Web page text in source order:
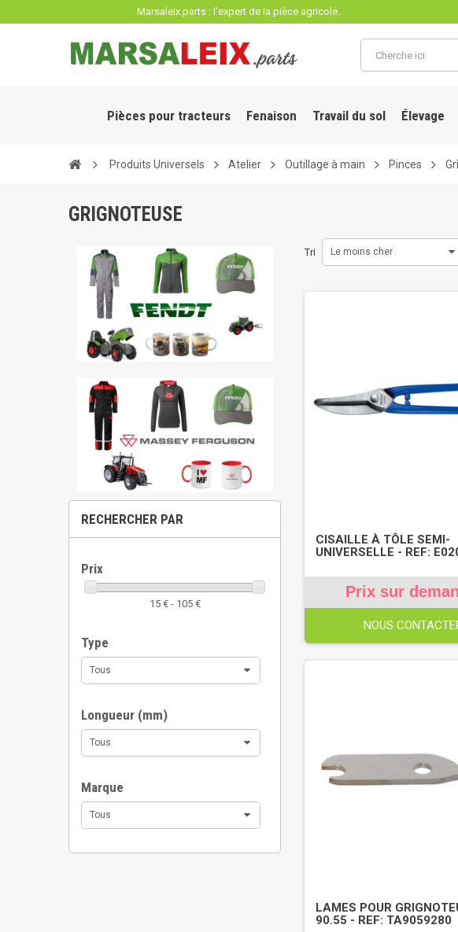
Marsaleix.parts : l'expert de la pièce agricole.
Pièces pour tracteurs Fenaison Travail du sol Élevage
Produits Universels Atelier Outillage à main Pinces
GRIGNOTEUSE
RECHERCHER PAR
Prix
15 € - 105 €
Type
Tous
Longueur (mm)
Tous
Marque
Tous
Tri Le moins cher
CISAILLE À TÔLE SEMI-
UNIVERSELLE - REF:
Prix sur
NOUS
LAMES POUR
90.55 - REF: TA9059280
Panneau de gestion des cookies